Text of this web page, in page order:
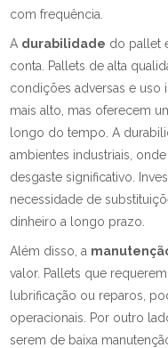
com frequência.
A durabilidade do pallet
conta. Pallets de alta
condições adversas e uso
mais alto, mas oferecem
longo do tempo. A
ambientes industriais,
desgaste significativo.
necessidade de
dinheiro a longo prazo.
Além disso, a
valor. Pallets que
lubrificação ou reparos,
operacionais. Por outro
serem de baixa